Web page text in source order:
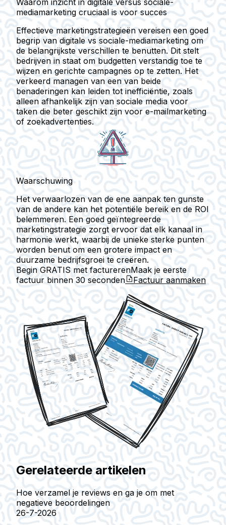
Waarom inzicht in digitale versus sociale-
mediamarketing cruciaal is voor succes
Effectieve marketingstrategieën vereisen een goed
begrip van digitale vs sociale-mediamarketing om
de belangrijkste verschillen te benutten. Dit stelt
bedrijven in staat om budgetten verstandig toe te
wijzen en gerichte campagnes op te zetten. Het
verkeerd managen van een van beide
benaderingen kan leiden tot inefficiëntie, zoals
alleen afhankelijk zijn van sociale media voor
taken die beter geschikt zijn voor e-mailmarketing
of zoekadvertenties.
Waarschuwing
Het verwaarlozen van de ene aanpak ten gunste
van de andere kan het potentiële bereik en de ROI
belemmeren. Een goed geïntegreerde
marketingstrategie zorgt ervoor dat elk kanaal in
harmonie werkt, waarbij de unieke sterke punten
worden benut om een grotere impact en
duurzame bedrijfsgroei te creëren.
Begin GRATIS met facturerenMaak je eerste
factuur binnen 30 seconden Factuur aanmaken
Gerelateerde artikelen
Hoe verzamel je reviews en ga je om met
negatieve beoordelingen
26-7-2026